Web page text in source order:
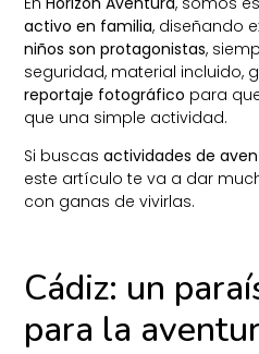
activo en familia, diseñando
niños son protagonistas,
seguridad, material incluido,
reportaje fotográfico para
que una simple actividad.
Si buscasactividades de
este artículo te va a dar
con ganas de vivirlas.
Cádiz: un
para la